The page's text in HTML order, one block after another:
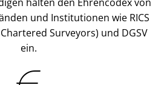
und Institutionen wie RICS
Surveyors) und DGSV
ein.